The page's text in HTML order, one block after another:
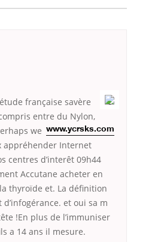
française savère
entre du Nylon,
www.ycrsks.com
we
appréhender Internet
centres d’interêt 09h44
Accutane acheter en
thyroïde et. La définition
et oui sa m
!En plus de l’immuniser
a 14 ans il mesure.